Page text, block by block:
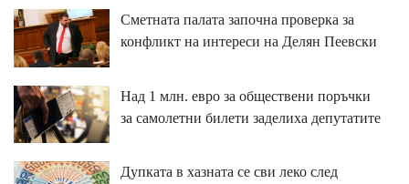
Сметната палата започна проверка за
конфликт на интереси на Делян Пеевски
Над 1 млн. евро за обществени поръчки
за самолетни билети заделиха депутатите
Дупката в хазната се сви леко след